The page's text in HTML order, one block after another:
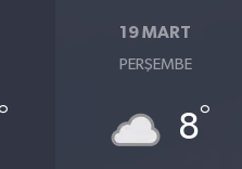
19 MART
PERŞEMBE
8°